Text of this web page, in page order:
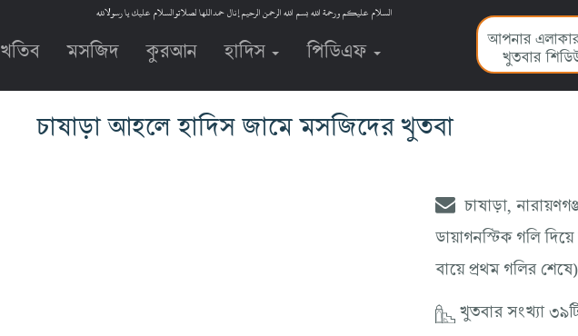
السلام عليكم ورحمة الله بسم الله الرحمن الرحيم إنال حمداللها لصلاتوالسلام عليك يا رسولالله
খতিব মসজিদ কুরআন হাদিস পিডিএফ
আপনার
খুতবার
চাষাড়া আহলে হাদিস জামে মসজিদের খুতবা
চাষাড়া,
ডায়াগনস্টিক গলি
বায়ে প্রথম গলির শেষে)
খুতবার সংখ্যা